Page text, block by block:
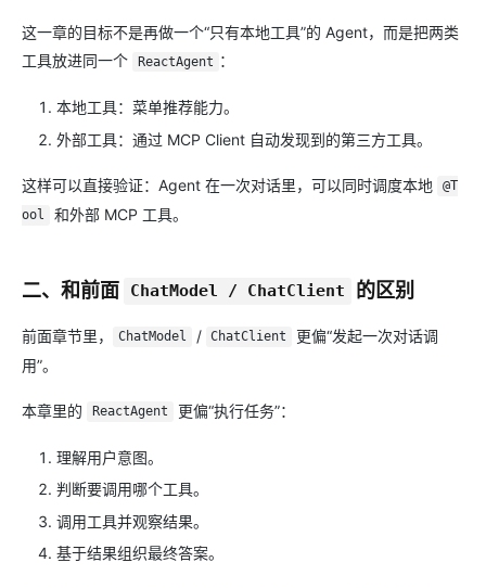
这一章的目标不是再做一个“只有本地工具”的 Agent，而是把两类
工具放进同一个
ReactAgent ：
本地工具：菜单推荐能力。
外部工具：通过 MCP Client 自动发现到的第三方工具。
这样可以直接验证：Agent 在一次对话里，可以同时调度本地
@T
ool
和外部 MCP 工具。
二、和前面 ChatModel / ChatClient 的区别
前面章节里， ChatModel / ChatClient
更偏“发起一次对话调
用”。
本章里的 ReactAgent 更偏“执行任务”：
理解用户意图。
判断要调用哪个工具。
调用工具并观察结果。
基于结果组织最终答案。